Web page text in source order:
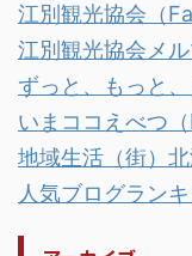
江別観光協会（
江別観光協会メ
ずっと、もっと
いまココえべつ
地域生活（街）
人気ブログラン